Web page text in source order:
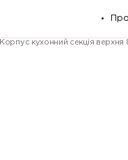
Корпус кухонний секцiя